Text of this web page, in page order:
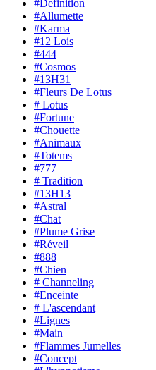
#Definition
#Allumette
#Karma
#12 Lois
#444
#Cosmos
#13H31
#Fleurs De Lotus
# Lotus
#Fortune
#Chouette
#Animaux
#Totems
#777
# Tradition
#13H13
#Astral
#Chat
#Plume Grise
#Réveil
#888
#Chien
# Channeling
#Enceinte
# L'ascendant
#Lignes
#Main
#Flammes Jumelles
#Concept